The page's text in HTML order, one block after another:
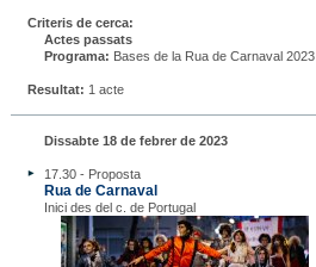
Criteris de cerca:
Actes passats
Programa: Bases de la Rua de Carnaval 2023
Resultat: 1 acte
Dissabte 18 de febrer de 2023
17.30 - Proposta
Rua de Carnaval
Inici des del c. de Portugal